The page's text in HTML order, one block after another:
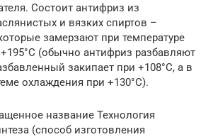
Состоит антифриз из
и вязких спиртов –
замерзают при температуре
(обычно антифриз разбавляют
закипает при +108°С, а в
охлаждения при +130°С).
название Технология
(способ изготовления